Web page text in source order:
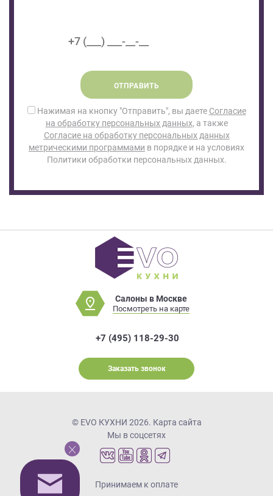
ОТПРАВИТЬ
Нажимая на кнопку "Отправить", вы даете Согласие
на обработку персональных данных, а также
Согласие на обработку персональных данных
метрическими программами в порядке и на условиях
Политики обработки персональных данных.
Салоны в Москве
Посмотреть на карте
+7 (495) 118-29-30
Заказать звонок
© EVO КУХНИ 2026. Карта сайта
Мы в соцсетях
Принимаем к оплате